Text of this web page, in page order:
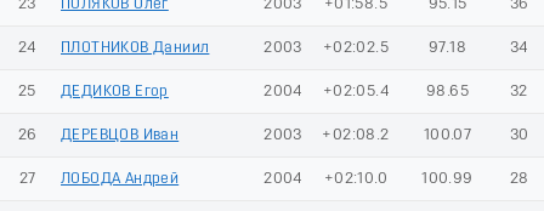
23 ПОЛЯКОВ Олег 2003 +01:58.5 95.15 36
24 ПЛОТНИКОВ Даниил 2003 +02:02.5 97.18 34
25 ДЕДИКОВ Егор 2004 +02:05.4 98.65 32
26 ДЕРЕВЦОВ Иван 2003 +02:08.2 100.07 30
27 ЛОБОДА Андрей 2004 +02:10.0 100.99 28